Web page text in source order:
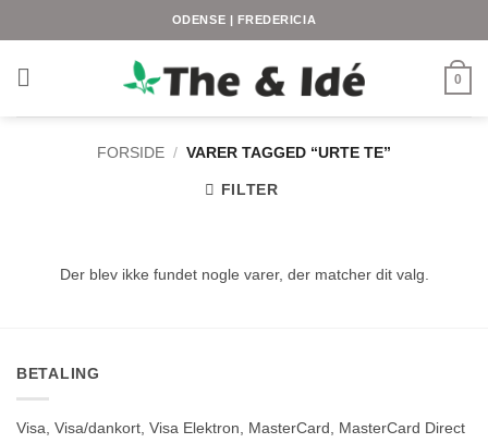
ODENSE | FREDERICIA
0
FORSIDE / VARER TAGGED “URTE TE”
FILTER
Der blev ikke fundet nogle varer, der matcher dit valg.
BETALING
Visa, Visa/dankort, Visa Elektron, MasterCard, MasterCard Direct